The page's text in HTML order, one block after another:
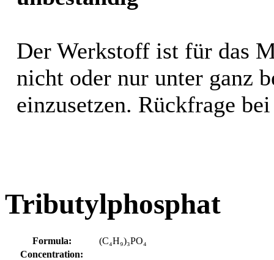
Der Werkstoff ist für das
nicht oder nur unter ganz
einzusetzen. Rückfrage
Tributylphosphat
Formula:
(C₄H₉)₃PO₄
Concentration: